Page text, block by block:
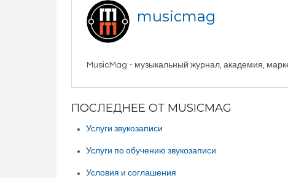
musicmag
MusicMag - музыкальный журнал, академия,
ПОСЛЕДНЕЕ ОТ MUSICMAG
Услуги звукозаписи
Услуги по обучению звукозаписи
Условия и соглашения